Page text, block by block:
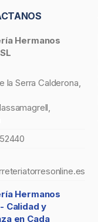
Hermanos
la Serra Calderona,
Hermanos
Calidad y
en Cada